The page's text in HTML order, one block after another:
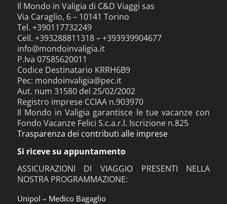
Il Mondo in Valigia di C&D Viaggi sas
Via Caraglio, 6 – 10141 Torino
Tel. +390117732249
Cell. +393288811318 – +393939904677
info@mondoinvaligia.it
P.Iva 07585620011
Codice Destinatario KRRH6B9
Pec: mondoinvaligia@pec.it
Aut. num 31580 del 25/02/2002
Registro imprese CCIAA n.903970
Il Mondo in Valigia garantisce le tue vacanze con
Fondo Vacanze Felici S.c.a.r.l. Iscrizione n.825
Trasparenza dei contributi alle imprese
Si riceve su appuntamento
ASSICURAZIONI DI VIAGGIO PRESENTI NELLA
NOSTRA PROGRAMMAZIONE:
Unipol – Medico Bagaglio